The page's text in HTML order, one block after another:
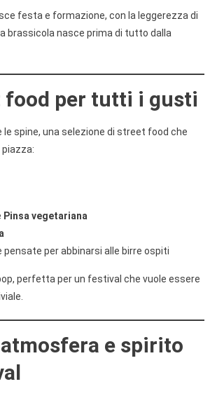
festa e formazione, con la leggerezza di
brassicola nasce prima di tutto dalla
food per tutti i gusti
le spine, una selezione di street food che
piazza:
Pinsa vegetariana
pensate per abbinarsi alle birre ospiti
perfetta per un festival che vuole essere
e spirito